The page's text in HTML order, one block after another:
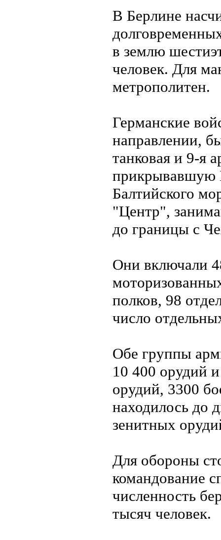
В Берлине
в землю
человек. Для
метрополитен.
Германские
направлении,
танковая и 9-я
прикрывавшую
Балтийского
"Центр",
до границы с
Они включали
полков, 98
число
Обе группы
10 400 орудий
орудий, 3300
находилось до
зенитных
Для обороны
командование
численность
тысяч человек.